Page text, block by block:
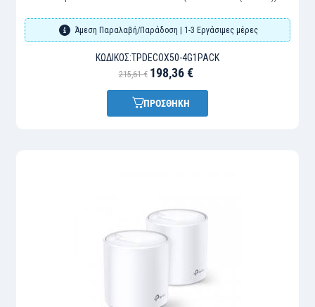
Άμεση Παραλαβή/Παράδοση | 1-3 Εργάσιμες μέρες
ΚΩΔΙΚΌΣ:TPDECOX50-4G1PACK
215,61 € 198,36 €
ΠΡΟΣΘΗΚΗ